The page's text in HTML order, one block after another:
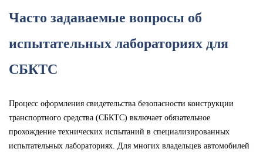
Часто задаваемые вопросы об
испытательных лабораториях для
СБКТС
Процесс оформления свидетельства безопасности конструкции
транспортного средства (СБКТС) включает обязательное
прохождение технических испытаний в специализированных
испытательных лабораториях. Для многих владельцев автомобилей